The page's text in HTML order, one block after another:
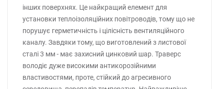
інших поверхнях. Це найкращий елемент для
установки теплоізоляційних повітроводів, тому що не
порушує герметичність і цілісність вентиляційного
каналу. Завдяки тому, що виготовлений з листової
сталі 3 мм - має захисний цинковий шар. Траверс
володіє дуже високими антикорозійними
властивостями, проте, стійкий до агресивного